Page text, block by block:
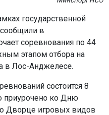
государственной
в
соревнования по 44
этапом отбора на
в Лос-Анджелесе.
состоится 8
приурочено ко Дню
Дворце игровых видов